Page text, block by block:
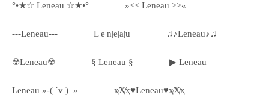
°•★☆ Leneau ☆★•° »<< Leneau >>«
---Leneau--- L|e|n|e|a|u ♫♪Leneau♪♫
☢Leneau☢ § Leneau § ▶ Leneau
Leneau »-( `v )–» ҳ̸Ҳ̸ҳ♥Leneau♥ҳ̸Ҳ̸ҳ